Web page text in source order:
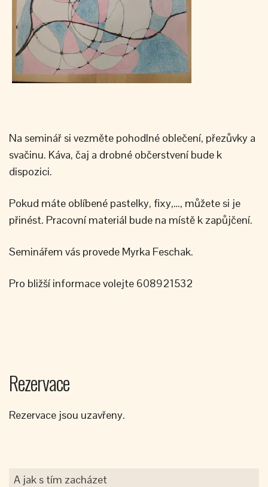
Na seminář si vezměte pohodlné oblečení, přezůvky a
svačinu. Káva, čaj a drobné občerstvení bude k
dispozici.
Pokud máte oblíbené pastelky, fixy,…, můžete si je
přinést. Pracovní materiál bude na místě k zapůjčení.
Seminářem vás provede Myrka Feschak.
Pro bližší informace volejte 608921532
Rezervace
Rezervace jsou uzavřeny.
A jak s tím zacházet